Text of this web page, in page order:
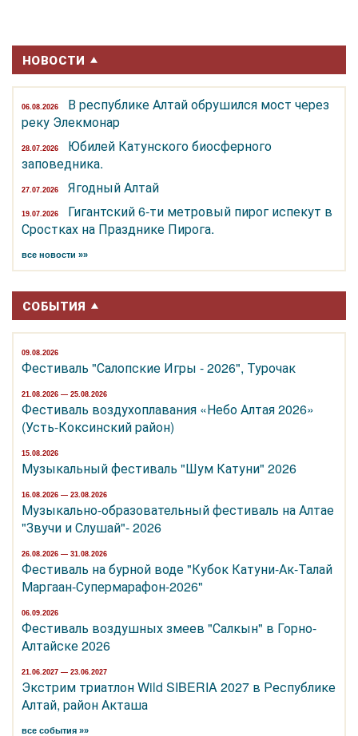
НОВОСТИ
06.08.2026
В республике Алтай обрушился мост через
реку Элекмонар
28.07.2026
Юбилей Катунского биосферного
заповедника.
27.07.2026 Ягодный Алтай
19.07.2026
Гигантский 6-ти метровый пирог испекут в
Сростках на Празднике Пирога.
все новости »»
СОБЫТИЯ
09.08.2026
Фестиваль "Салопские Игры - 2026", Турочак
21.08.2026 — 25.08.2026
Фестиваль воздухоплавания «Небо Алтая 2026»
(Усть-Коксинский район)
15.08.2026
Музыкальный фестиваль "Шум Катуни" 2026
16.08.2026 — 23.08.2026
Музыкально-образовательный фестиваль на Алтае
"Звучи и Слушай"- 2026
26.08.2026 — 31.08.2026
Фестиваль на бурной воде "Кубок Катуни-Ак-Талай
Маргаан-Супермарафон-2026"
06.09.2026
Фестиваль воздушных змеев "Салкын" в Горно-
Алтайске 2026
21.06.2027 — 23.06.2027
Экстрим триатлон Wild SIBERIA 2027 в Республике
Алтай, район Акташа
все события »»